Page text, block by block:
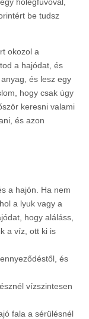
be tudsz
okozol a
a hajódat, és
és lesz egy
hogy csak úgy
keresni valami
és azon
a hajón. Ha nem
a lyuk vagy a
hogy aláláss,
a víz, ott ki is
és
vízszintesen
fala a sérülésnél